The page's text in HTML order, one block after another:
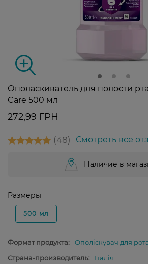
Ополаскиватель для полости
Care 500 мл
272,99 ГРН
48 Смотреть все
Наличие в
Размеры
500 мл
Формат продукта:
Ополіскувач для
Страна-производитель:
Італія